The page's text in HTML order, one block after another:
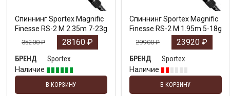
Спиннинг Sportex Magnific
Finesse RS-2 M 2.35m 7-23g
35200₽ 28160 ₽
БРЕНД
Sportex
Наличие
В КОРЗИНУ
Спиннинг Sportex Magnific
Finesse RS-2 M 1.95m 5-18g
29900₽ 23920 ₽
БРЕНД
Sportex
Наличие
В КОРЗИНУ